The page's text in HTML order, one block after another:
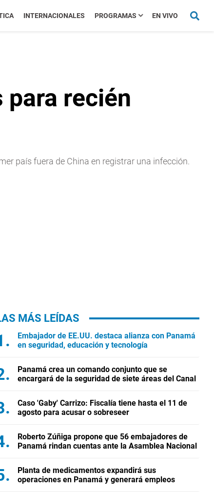
INTERNACIONALES PROGRAMAS EN VIVO
recién
país fuera de China en registrar una infección.
MÁS LEÍDAS
Embajador de EE.UU. destaca alianza con Panamá
en seguridad, educación y tecnología
Panamá crea un comando conjunto que se
encargará de la seguridad de siete áreas del Canal
Caso 'Gaby' Carrizo: Fiscalía tiene hasta el 11 de
agosto para acusar o sobreseer
Roberto Zúñiga propone que 56 embajadores de
Panamá rindan cuentas ante la Asamblea Nacional
Planta de medicamentos expandirá sus
operaciones en Panamá y generará empleos